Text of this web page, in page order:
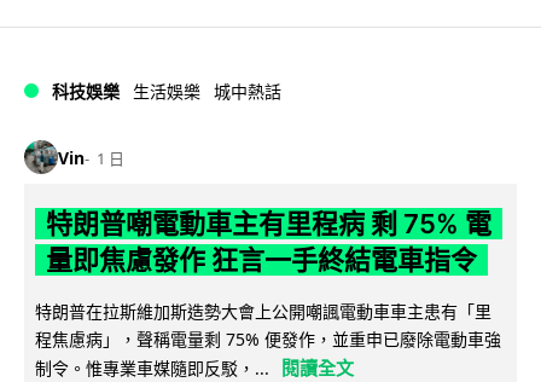
科技娛樂 生活娛樂 城中熱話
Vin 1 日
特朗普嘲電動車主有里程病 剩 75% 電
量即焦慮發作 狂言一手終結電車指令
特朗普在拉斯維加斯造勢大會上公開嘲諷電動車車主患有「里
程焦慮病」，聲稱電量剩 75% 便發作，並重申已廢除電動車強
制令。惟專業車媒隨即反駁，...
閱讀全文